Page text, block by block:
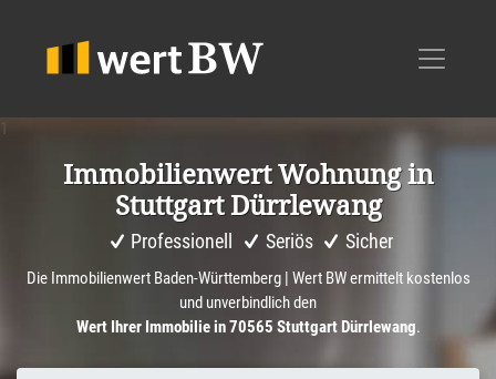
1
Immobi­li­en­wert Wohnung in
Stuttgart Dürrle­wang
Professionell Seriös Sicher
Die Immobilienwert Baden-Württemberg | Wert BW ermittelt kostenlos
und unverbindlich den
Wert Ihrer Immobilie in 70565 Stuttgart Dürrlewang.